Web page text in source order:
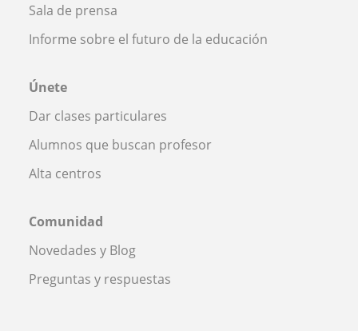
Sala de prensa
Informe sobre el futuro de la educación
Únete
Dar clases particulares
Alumnos que buscan profesor
Alta centros
Comunidad
Novedades y Blog
Preguntas y respuestas